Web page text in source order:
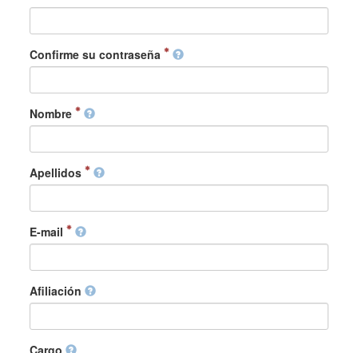
Confirme su contraseña
Nombre
Apellidos
E-mail
Afiliación
Cargo